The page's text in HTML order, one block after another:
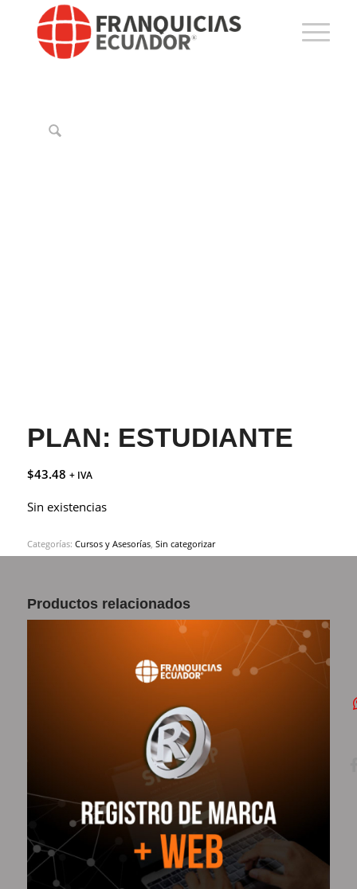
PLAN: ESTUDIANTE
$43.48 + IVA
Sin existencias
Categorías: Cursos y Asesorías, Sin categorizar
Productos relacionados